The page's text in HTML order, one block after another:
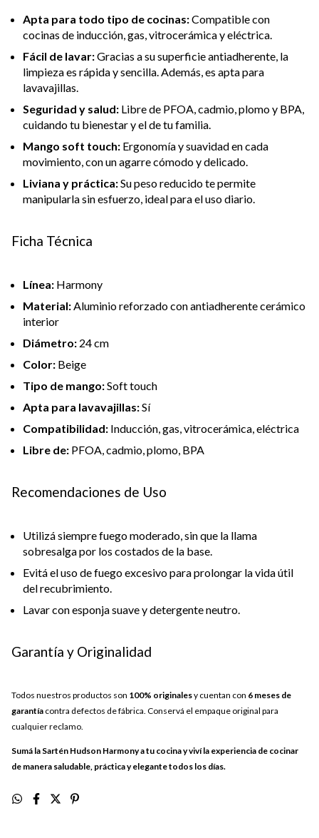
Apta para todo tipo de cocinas:Compatible con
cocinas de inducción, gas, vitrocerámica y eléctrica.
Fácil de lavar:Gracias a su superficie antiadherente, la
limpieza es rápida y sencilla. Además, es apta para
lavavajillas.
Seguridad y salud: Libre de PFOA, cadmio, plomo y BPA,
cuidando tu bienestar y el de tu familia.
Mango soft touch: Ergonomía y suavidad en cada
movimiento, con un agarre cómodo y delicado.
Liviana y práctica:Su peso reducido te permite
manipularla sin esfuerzo, ideal para el uso diario.
Ficha Técnica
Línea: Harmony
Material:Aluminio reforzado con antiadherente cerámico
interior
Diámetro: 24 cm
Color: Beige
Tipo de mango:Soft touch
Apta para lavavajillas:Sí
Compatibilidad: Inducción, gas, vitrocerámica, eléctrica
Libre de: PFOA, cadmio, plomo, BPA
Recomendaciones de Uso
Utilizá siempre fuego moderado, sin que la llama
sobresalga por los costados de la base.
Evitá el uso de fuego excesivo para prolongar la vida útil
del recubrimiento.
Lavar con esponja suave y detergente neutro.
Garantía y Originalidad
Todos nuestros productos son 100% originalesy cuentan con 6 meses de
garantía contra defectos de fábrica. Conservá el empaque original para
cualquier reclamo.
Sumá la Sartén Hudson Harmony a tu cocina y viví la experiencia de cocinar
de manera saludable, práctica y elegante todos los días.